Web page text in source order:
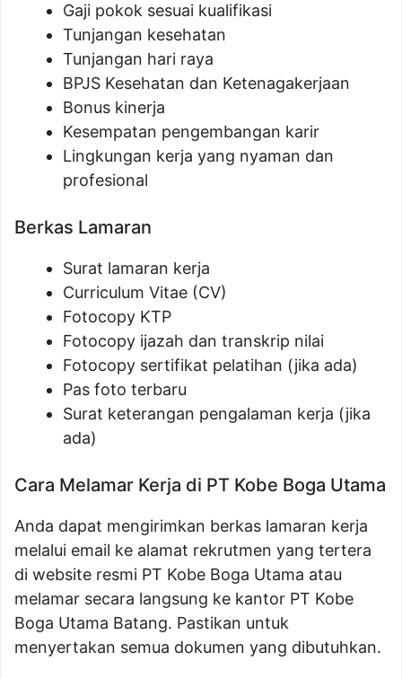
Gaji pokok sesuai kualifikasi
Tunjangan kesehatan
Tunjangan hari raya
BPJS Kesehatan dan Ketenagakerjaan
Bonus kinerja
Kesempatan pengembangan karir
Lingkungan kerja yang nyaman dan
profesional
Berkas Lamaran
Surat lamaran kerja
Curriculum Vitae (CV)
Fotocopy KTP
Fotocopy ijazah dan transkrip nilai
Fotocopy sertifikat pelatihan (jika ada)
Pas foto terbaru
Surat keterangan pengalaman kerja (jika
ada)
Cara Melamar Kerja di PT Kobe Boga Utama
Anda dapat mengirimkan berkas lamaran kerja
melalui email ke alamat rekrutmen yang tertera
di website resmi PT Kobe Boga Utama atau
melamar secara langsung ke kantor PT Kobe
Boga Utama Batang. Pastikan untuk
menyertakan semua dokumen yang dibutuhkan.